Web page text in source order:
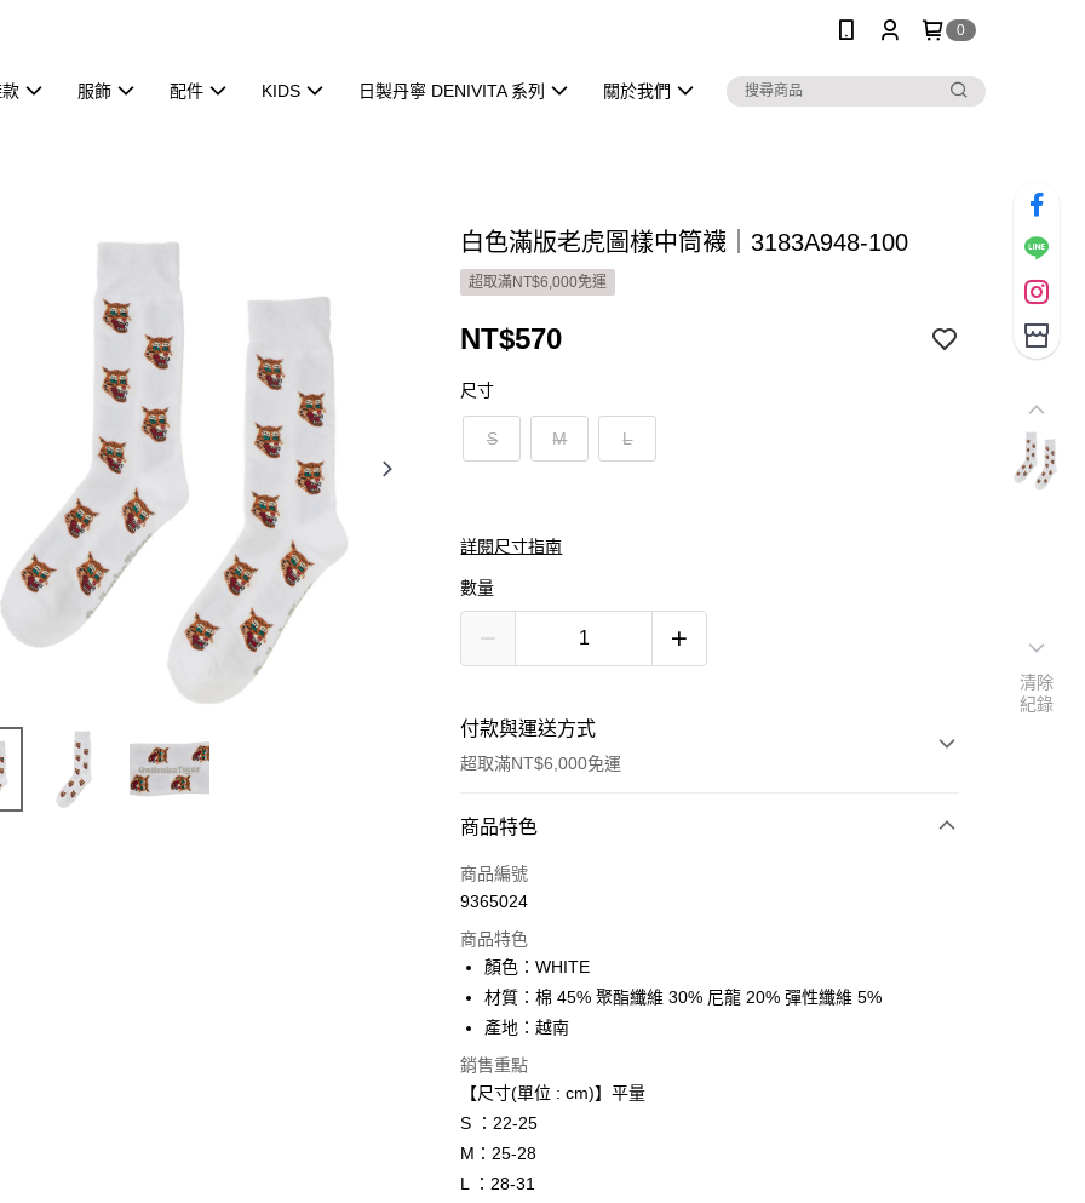
0
服飾 配件 KIDS 日製丹寧 DENIVITA 系列 關於我們
白色滿版老虎圖樣中筒襪｜3183A948-100
超取滿NT$6,000免運
NT$570
尺寸
S M L
詳閱尺寸指南
數量
付款與運送方式
超取滿NT$6,000免運
付款方式
信用卡一次付款
LINE Pay
Apple Pay
運送方式
商品特色
商品編號
9365024
商品特色
顏色：WHITE
材質：棉 45% 聚酯纖維 30% 尼龍 20% 彈性纖維 5%
產地：越南
銷售重點
【尺寸(單位 : cm)】平量
S ：22-25
M：25-28
L ：28-31
清除
紀錄